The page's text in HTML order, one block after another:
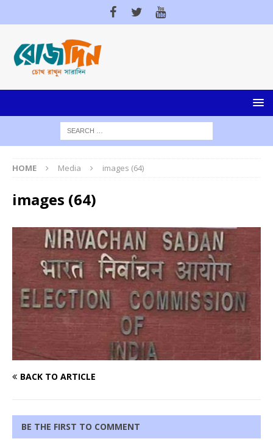
HOME Media images (64)
images (64)
BACK TO ARTICLE
BE THE FIRST TO COMMENT